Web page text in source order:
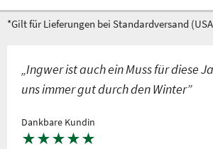
*Gilt für Lieferungen bei Standardversand
„Ingwer ist auch ein Muss für diese
uns immer gut durch den Winter”
Dankbare Kundin
★★★★★